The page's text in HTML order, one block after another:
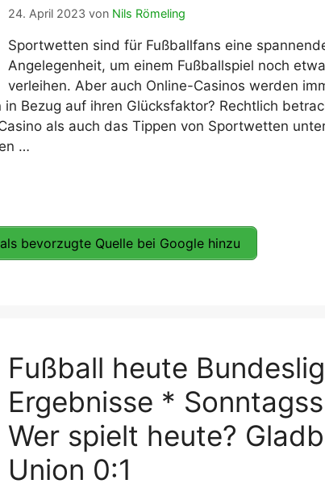
24. April 2023 von Nils Römeling
Sportwetten sind für Fußballfans eine
Angelegenheit, um einem Fußballspiel noch
verleihen. Aber auch Online-Casinos werden
Bezug auf ihren Glücksfaktor? Rechtlich
als auch das Tippen von Sportwetten
…
bevorzugte Quelle bei Google hinzu
Fußball heute
Ergebnisse *
Wer spielt heute?
Union 0:1